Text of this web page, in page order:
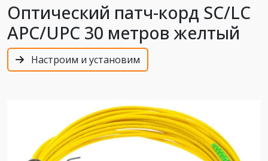
Оптический патч-корд SC/LC
APC/UPC 30 метров желтый
Настроим и установим